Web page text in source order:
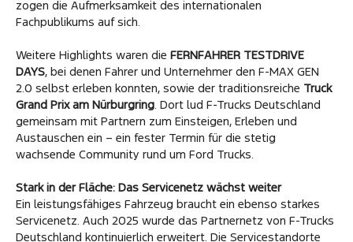
zogen die Aufmerksamkeit des internationalen
Fachpublikums auf sich.
Weitere Highlights waren die FERNFAHRER TESTDRIVE
DAYS, bei denen Fahrer und Unternehmer den F-MAX GEN
2.0 selbst erleben konnten, sowie der traditionsreiche Truck
Grand Prix am Nürburgring . Dort lud F-Trucks Deutschland
gemeinsam mit Partnern zum Einsteigen, Erleben und
Austauschen ein – ein fester Termin für die stetig
wachsende Community rund um Ford Trucks.
Stark in der Fläche: Das Servicenetz wächst weiter
Ein leistungsfähiges Fahrzeug braucht ein ebenso starkes
Servicenetz. Auch 2025 wurde das Partnernetz von F-Trucks
Deutschland kontinuierlich erweitert. Die Servicestandorte